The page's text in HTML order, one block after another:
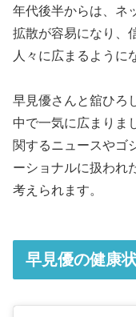
年代後半からは、ネ
拡散が容易になり、
人々に広まるように
早見優さんと舘ひろ
中で一気に広まりま
関するニュースやゴ
ーショナルに扱われ
考えられます。
早見優の健康